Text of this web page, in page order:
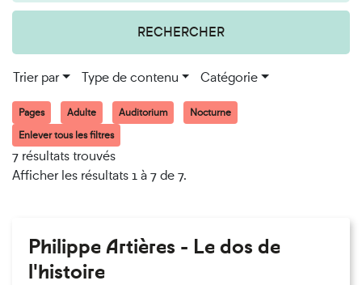
RECHERCHER
Trier par Type de contenu Catégorie
Pages Adulte Auditorium
Nocturne
Enlever tous les filtres
7 résultats trouvés
Afficher les résultats 1 à 7 de 7.
Philippe Artières - Le dos de
l'histoire